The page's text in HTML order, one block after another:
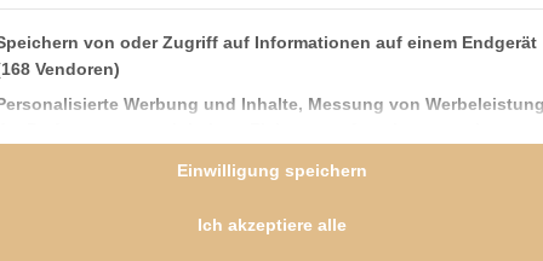
von 22 – 24 cm gut ausfetten.
Joghurt und weiches Kokosöl
und Vanille-Extrakt hinzugeben und
finden Sie eine Liste der Zwecke des IAB Transparency and Consent Framework
von oder Zugriff auf Informationen auf einem Endgerät
Vendoren)
Werbung und Inhalte, Messung von
Verwendung genauer Standortdaten
(59 Vendoren)
Einwilligung speichern
Ich akzeptiere alle